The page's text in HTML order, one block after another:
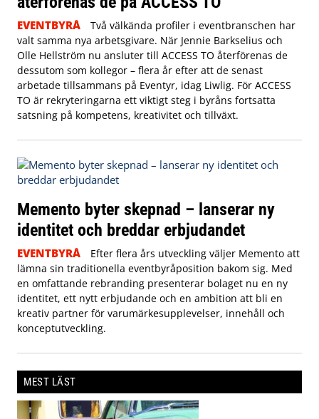
EVENTBYRÅ
Två välkända profiler i eventbranschen har
valt samma nya arbetsgivare. När Jennie Barkselius och
Olle Hellström nu ansluter till ACCESS TO återförenas de
dessutom som kollegor – flera år efter att de senast
arbetade tillsammans på Eventyr, idag Liwlig. För ACCESS
TO är rekryteringarna ett viktigt steg i byråns fortsatta
satsning på kompetens, kreativitet och tillväxt.
Memento byter skepnad – lanserar ny
identitet och breddar erbjudandet
EVENTBYRÅ
Efter flera års utveckling väljer Memento att
lämna sin traditionella eventbyråposition bakom sig. Med
en omfattande rebranding presenterar bolaget nu en ny
identitet, ett nytt erbjudande och en ambition att bli en
kreativ partner för varumärkesupplevelser, innehåll och
konceptutveckling.
MEST LÄST